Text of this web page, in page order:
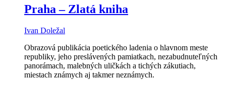
Praha – Zlatá kniha
Ivan Doležal
Obrazová publikácia poetického ladenia o hlavnom meste
republiky, jeho preslávených pamiatkach, nezabudnuteľných
panorámach, malebných uličkách a tichých zákutiach,
miestach známych aj takmer neznámych.